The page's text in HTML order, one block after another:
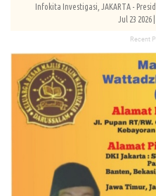
Infokita Investigasi, JAKARTA -
Jul 23 2026
Recent